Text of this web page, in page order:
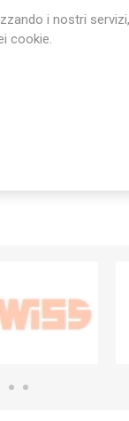
i nostri servizi,
cookie.